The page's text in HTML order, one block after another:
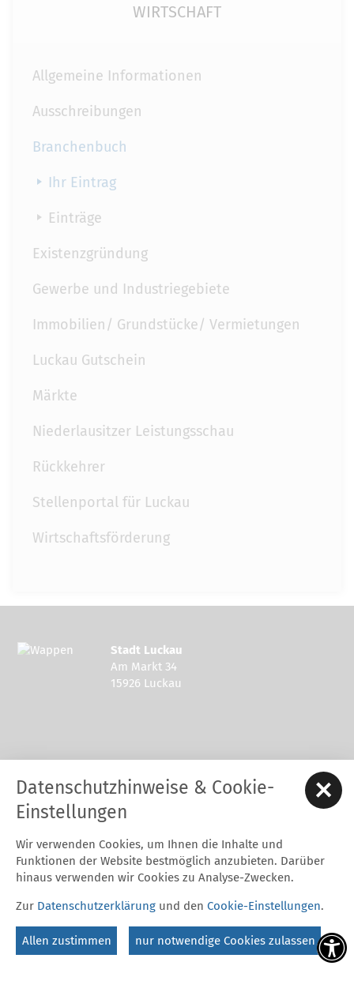
WIRTSCHAFT
Allgemeine Informationen
Ausschreibungen
Branchenbuch
Ihr Eintrag
Einträge
Existenzgründung
Gewerbe und Industriegebiete
Immobilien/ Grundstücke/ Vermietungen
Luckau Gutschein
Märkte
Niederlausitzer Leistungsschau
Rückkehrer
Stellenportal für Luckau
Wirtschaftsförderung
Stadt Luckau
Am Markt 34
15926 Luckau
Tel.: 03544 - 594 0
Fax: 03544 - 2948
E-Mail:stadt@luckau.de
Start Karriere Kontakt Datenschutz
Impressum
Barrierefreiheitserklärung
Intern
Folgt uns auf
Datenschutzhinweise & Cookie-
Einstellungen
Wir verwenden Cookies, um Ihnen die Inhalte und
Funktionen der Website bestmöglich anzubieten. Darüber
hinaus verwenden wir Cookies zu Analyse-Zwecken.
Zur Datenschutzerklärung und den Cookie-Einstellungen.
Allen zustimmen nur notwendige Cookies zulassen